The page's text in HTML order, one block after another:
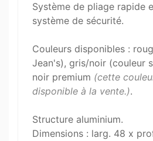
Système de pliage rapide
système de sécurité.
Couleurs disponibles :
Jean's), gris/noir (couleur
noir premium (cette
disponible à la vente.).
Structure aluminium.
Dimensions : larg. 48 x